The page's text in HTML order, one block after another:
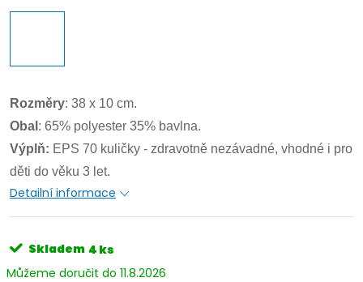
Rozměry: 38 x 10 cm.
Obal : 65% polyester 35% bavlna.
Výplň: EPS 70 kuličky - zdravotně nezávadné, vhodné i pro
děti do věku 3 let.
Detailní informace
Skladem 4 ks
11.8.2026